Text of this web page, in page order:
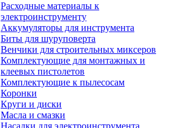
Расходные материалы к
электроинструменту
Аккумуляторы для инструмента
Биты для шуруповерта
Венчики для строительных миксеров
Комплектующие для монтажных и
клеевых пистолетов
Комплектующие к пылесосам
Коронки
Круги и диски
Масла и смазки
Насадки для электроинструмента